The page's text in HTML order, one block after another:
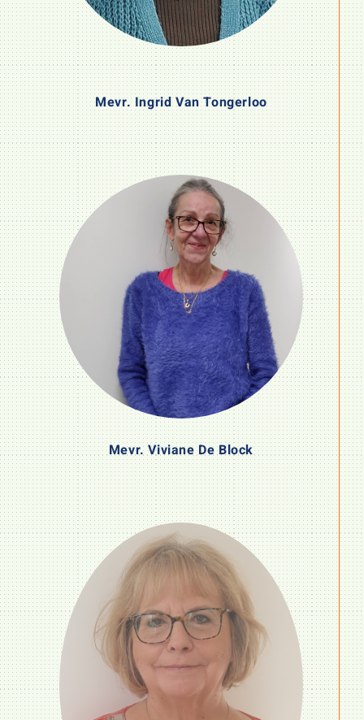
Mevr. Ingrid Van Tongerloo
Mevr. Viviane De Block